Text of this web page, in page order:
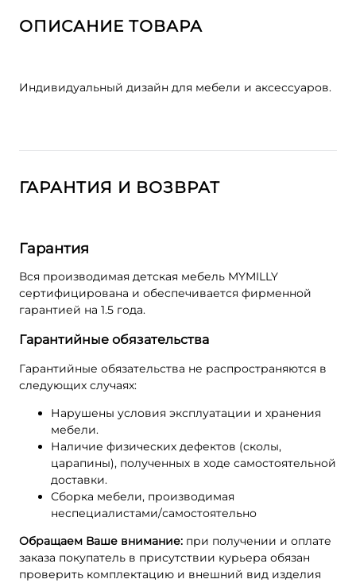
ОПИСАНИЕ ТОВАРА
Индивидуальный дизайн для мебели и аксессуаров.
ГАРАНТИЯ И ВОЗВРАТ
Гарантия
Вся производимая детская мебель MYMILLY
сертифицирована и обеспечивается фирменной
гарантией на 1.5 года.
Гарантийные обязательства
Гарантийные обязательства не распространяются в
следующих случаях:
Нарушены условия эксплуатации и хранения
мебели.
Наличие физических дефектов (сколы,
царапины), полученных в ходе самостоятельной
доставки.
Сборка мебели, производимая
неспециалистами/самостоятельно
Обращаем Ваше внимание: при получении и оплате
заказа покупатель в присутствии курьера обязан
проверить комплектацию и внешний вид изделия